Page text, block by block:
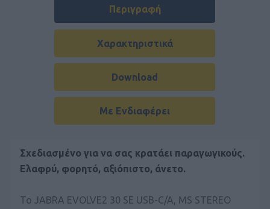
Περιγραφή
Χαρακτηριστικά
Download
Με Ενδιαφέρει
Σχεδιασμένο για να σας κρατάει παραγωγικούς.
Ελαφρύ, φορητό, αξιόπιστο, άνετο.
Το JABRA EVOLVE2 30 SE USB-C/A, MS STEREO